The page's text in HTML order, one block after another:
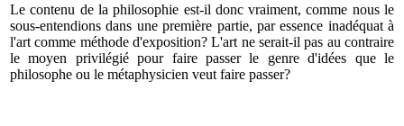
Le contenu de la philosophie est-il donc vraiment, comme nous le
sous-entendions dans une première partie, par essence inadéquat à
l'art comme méthode d'exposition? L'art ne serait-il pas au contraire
le moyen privilégié pour faire passer le genre d'idées que le
philosophe ou le métaphysicien veut faire passer?